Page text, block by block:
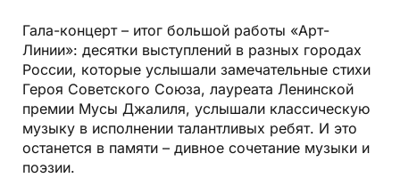
Гала-концерт – итог большой работы «Арт-
Линии»: десятки выступлений в разных городах
России, которые услышали замечательные стихи
Героя Советского Союза, лауреата Ленинской
премии Мусы Джалиля, услышали классическую
музыку в исполнении талантливых ребят. И это
останется в памяти – дивное сочетание музыки и
поэзии.